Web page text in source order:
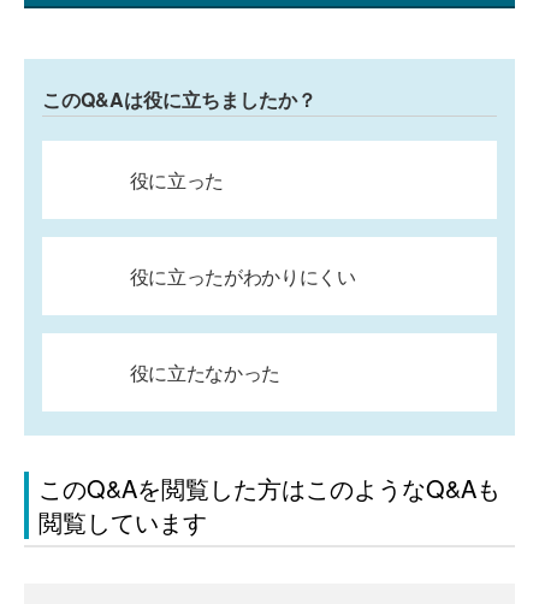
このQ&Aは役に立ちましたか？
役に立った
役に立ったがわかりにくい
役に立たなかった
このQ&Aを閲覧した方はこのようなQ&Aも
閲覧しています